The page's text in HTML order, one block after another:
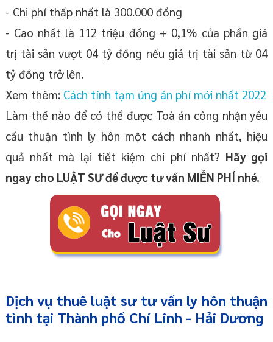
- Chi phí thấp nhất là 300.000 đồng
- Cao nhất là 112 triệu đồng + 0,1% của phần giá
trị tài sản vượt 04 tỷ đồng nếu giá trị tài sản từ 04
tỷ đồng trở lên.
Xem thêm: Cách tính tạm ứng án phí mới nhất 2022
Làm thế nào để có thể được Toà án công nhận yêu
cầu thuận tình ly hôn một cách nhanh nhất, hiệu
quả nhất mà lại tiết kiệm chi phí nhất? Hãy gọi
ngay cho LUẬT SƯ để được tư vấn MIỄN PHÍ nhé.
Dịch vụ thuê luật sư tư vấn ly hôn thuận
tình tại Thành phố Chí Linh - Hải Dương